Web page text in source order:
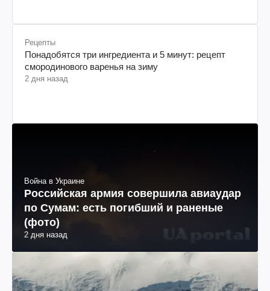
Рецепты
Понадобятся три ингредиента и 5 минут: рецепт
смородинового варенья на зиму
2 дня назад
Война в Украине
Российская армия совершила авиаудар
по Сумам: есть погибший и раненые
(фото)
2 дня назад